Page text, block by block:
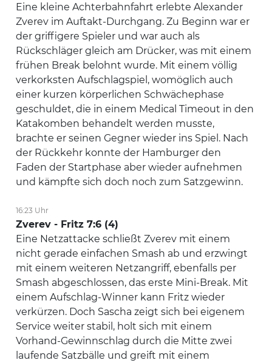
Eine kleine Achterbahnfahrt erlebte Alexander
Zverev im Auftakt-Durchgang. Zu Beginn war er
der griffigere Spieler und war auch als
Rückschläger gleich am Drücker, was mit einem
frühen Break belohnt wurde. Mit einem völlig
verkorksten Aufschlagspiel, womöglich auch
einer kurzen körperlichen Schwächephase
geschuldet, die in einem Medical Timeout in den
Katakomben behandelt werden musste,
brachte er seinen Gegner wieder ins Spiel. Nach
der Rückkehr konnte der Hamburger den
Faden der Startphase aber wieder aufnehmen
und kämpfte sich doch noch zum Satzgewinn.
16:23 Uhr
Zverev - Fritz 7:6 (4)
Eine Netzattacke schließt Zverev mit einem
nicht gerade einfachen Smash ab und erzwingt
mit einem weiteren Netzangriff, ebenfalls per
Smash abgeschlossen, das erste Mini-Break. Mit
einem Aufschlag-Winner kann Fritz wieder
verkürzen. Doch Sascha zeigt sich bei eigenem
Service weiter stabil, holt sich mit einem
Vorhand-Gewinnschlag durch die Mitte zwei
laufende Satzbälle und greift mit einem